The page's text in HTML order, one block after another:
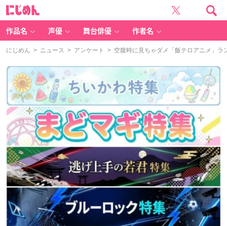
作品名 声優 舞台俳優 作者名
にじめん > ニュース > アンケート > 空腹時に見ちゃダメ「飯テロアニメ」ラ